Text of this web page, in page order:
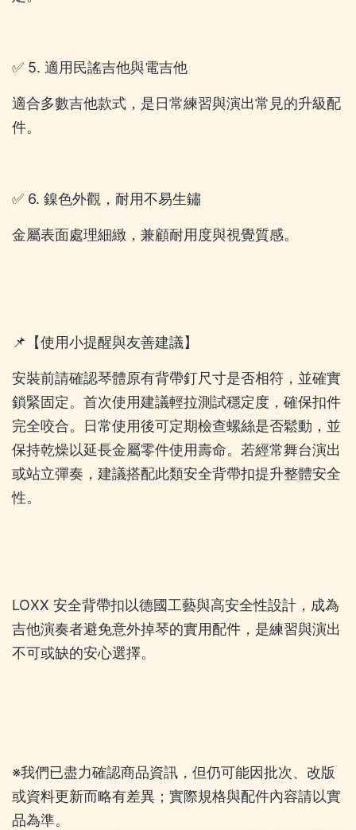
✅ 5. 適用民謠吉他與電吉他
適合多數吉他款式，是日常練習與演出常見的升級配
件。
✅ 6. 鎳色外觀，耐用不易生鏽
金屬表面處理細緻，兼顧耐用度與視覺質感。
📌【使用小提醒與友善建議】
安裝前請確認琴體原有背帶釘尺寸是否相符，並確實
鎖緊固定。首次使用建議輕拉測試穩定度，確保扣件
完全咬合。日常使用後可定期檢查螺絲是否鬆動，並
保持乾燥以延長金屬零件使用壽命。若經常舞台演出
或站立彈奏，建議搭配此類安全背帶扣提升整體安全
性。
LOXX 安全背帶扣以德國工藝與高安全性設計，成為
吉他演奏者避免意外掉琴的實用配件，是練習與演出
不可或缺的安心選擇。
※我們已盡力確認商品資訊，但仍可能因批次、改版
或資料更新而略有差異；實際規格與配件內容請以實
品為準。